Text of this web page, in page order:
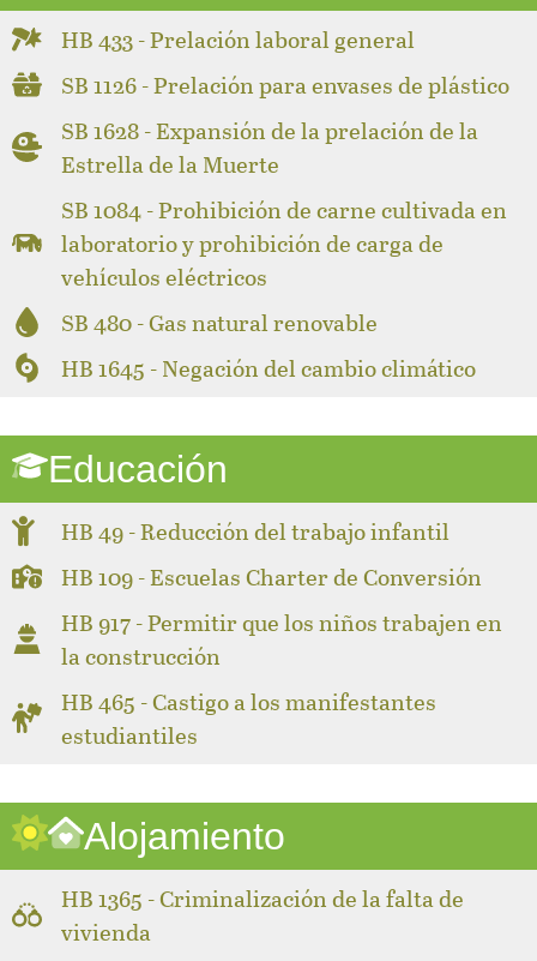
HB 433 - Prelación laboral general
SB 1126 - Prelación para envases de plástico
SB 1628 - Expansión de la prelación de la
Estrella de la Muerte
SB 1084 - Prohibición de carne cultivada en
laboratorio y prohibición de carga de
vehículos eléctricos
SB 480 - Gas natural renovable
HB 1645 - Negación del cambio climático
Educación
HB 49 - Reducción del trabajo infantil
HB 109 - Escuelas Charter de Conversión
HB 917 - Permitir que los niños trabajen en
la construcción
HB 465 - Castigo a los manifestantes
estudiantiles
Alojamiento
HB 1365 - Criminalización de la falta de
vivienda